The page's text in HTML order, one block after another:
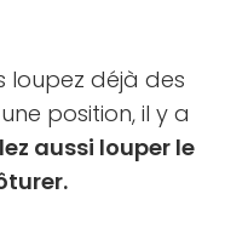
loupez déjà des
position, il y a
aussi louper le